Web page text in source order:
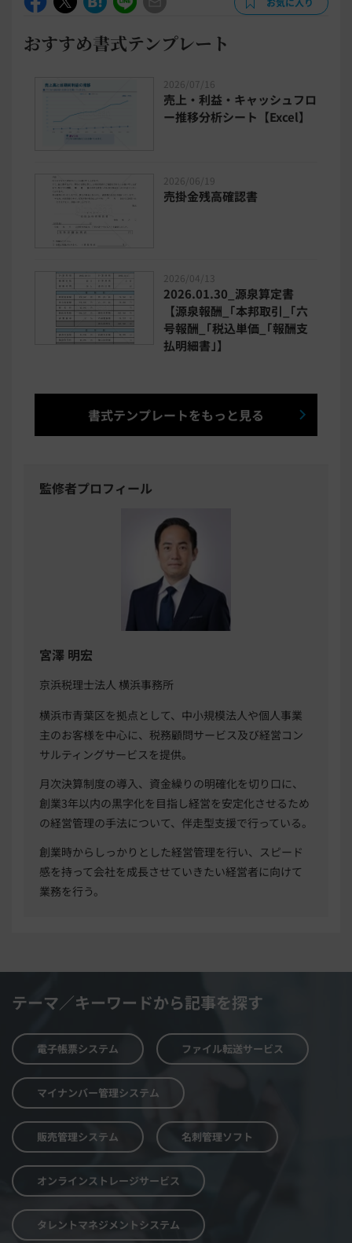
おすすめ書式テンプレート
2026/07/16
売上・利益・キャッシュフロ
ー推移分析シート【Excel】
2026/06/19
売掛金残高確認書
2026/04/13
2026.01.30_源泉算定書
【源泉報酬_｢本邦取引_｢六
号報酬_｢税込単価_｢報酬支
払明細書｣】
書式テンプレートをもっと見る
監修者プロフィール
宮澤 明宏
京浜税理士法人 横浜事務所
横浜市青葉区を拠点として、中小規模法人や個人事業
主のお客様を中心に、税務顧問サービス及び経営コン
サルティングサービスを提供。
月次決算制度の導入、資金繰りの明確化を切り口に、
創業3年以内の黒字化を目指し経営を安定化させるため
の経営管理の手法について、伴走型支援で行っている。
創業時からしっかりとした経営管理を行い、スピード
感を持って会社を成長させていきたい経営者に向けて
業務を行う。
テーマ／キーワードから記事を探す
電子帳票システム ファイル転送サービス
マイナンバー管理システム
販売管理システム 名刺管理ソフト
オンラインストレージサービス
タレントマネジメントシステム